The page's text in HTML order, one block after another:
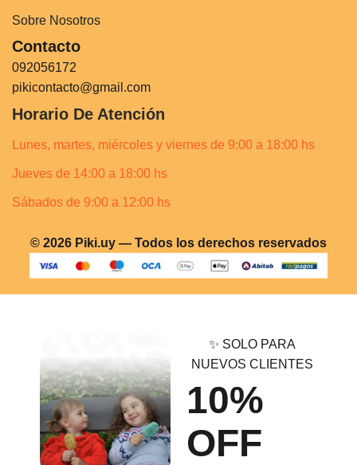
Sobre Nosotros
Contacto
092056172
pikicontacto@gmail.com
Horario De Atención
Lunes, martes, miércoles y viernes de 9:00 a 18:00 hs
Jueves de 14:00 a 18:00 hs
Sábados de 9:00 a 12:00 hs
© 2026 Piki.uy — Todos los derechos reservados
✨ SOLO PARA
NUEVOS CLIENTES
10%
OFF